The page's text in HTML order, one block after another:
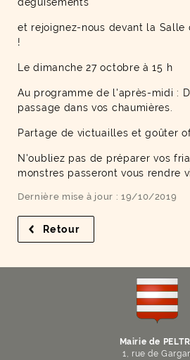
et rejoignez-nous devant la Salle
!
Le dimanche 27 octobre à 15 h
Au programme de l'après-midi :
passage dans vos chaumières.
Partage de victuailles et goûter
N'oubliez pas de préparer vos
monstres passeront vous rendre
Dernière mise à jour : 19/10/2019
Retour
Mairie de
1, rue de